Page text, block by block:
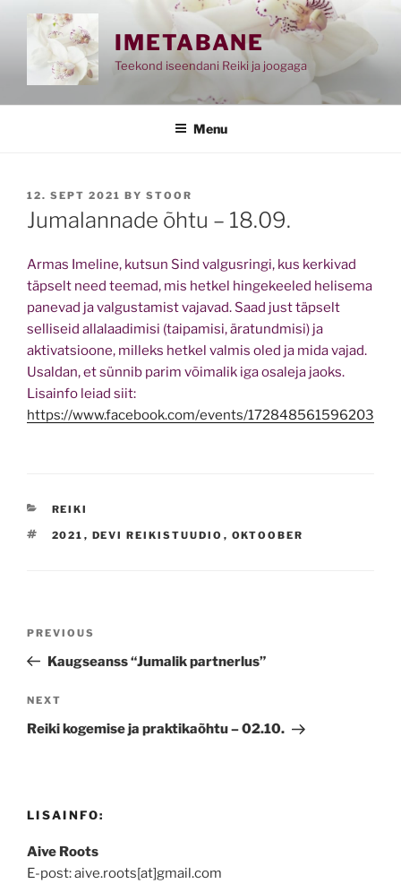
IMETABANE
Teekond iseendani Reiki ja joogaga
Menu
POSTED
ON
12. SEPT 2021 BY STOOR
Jumalannade õhtu – 18.09.
Armas Imeline, kutsun Sind valgusringi, kus kerkivad
täpselt need teemad, mis hetkel hingekeeled helisema
panevad ja valgustamist vajavad. Saad just täpselt
selliseid allalaadimisi (taipamisi, äratundmisi) ja
aktivatsioone, milleks hetkel valmis oled ja mida vajad.
Usaldan, et sünnib parim võimalik iga osaleja jaoks.
Lisainfo leiad siit:
https://www.facebook.com/events/172848561596203
CATEGORIES
REIKI
TAGS
2021 , DEVI REIKISTUUDIO , OKTOOBER
Previous
Post
PREVIOUS
Kaugseanss “Jumalik partnerlus”
Next
Post
NEXT
Reiki kogemise ja praktikaõhtu – 02.10.
LISAINFO:
Aive Roots
E-post: aive.roots[at]gmail.com